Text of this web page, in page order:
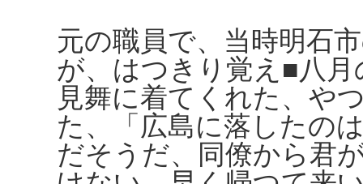
元の職員で、当時明石
が、はつきり覚え■八
見舞に着てくれた、や
た、「広島に落したの
だそうだ、同僚から君